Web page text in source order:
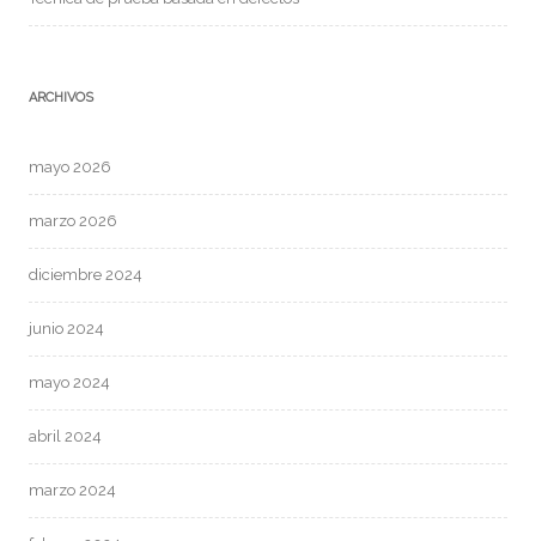
ARCHIVOS
mayo 2026
marzo 2026
diciembre 2024
junio 2024
mayo 2024
abril 2024
marzo 2024